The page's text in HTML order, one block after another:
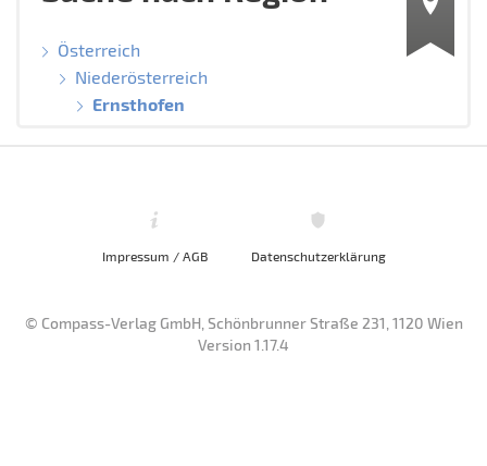
Österreich
Niederösterreich
Ernsthofen
Impressum / AGB Datenschutzerklärung
© Compass-Verlag GmbH, Schönbrunner Straße 231, 1120 Wien
Version 1.17.4